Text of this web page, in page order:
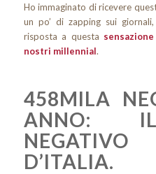
Ho immaginato di ricevere
un po’ di zapping sui
risposta a questa
nostri millennial.
458MILA
ANNO:
NEGATIVO
D’ITALIA.